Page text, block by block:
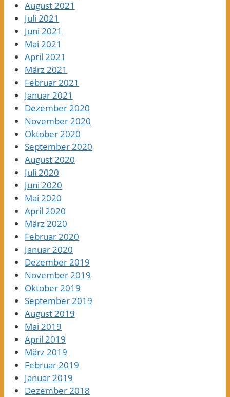
August 2021
Juli 2021
Juni 2021
Mai 2021
April 2021
März 2021
Februar 2021
Januar 2021
Dezember 2020
November 2020
Oktober 2020
September 2020
August 2020
Juli 2020
Juni 2020
Mai 2020
April 2020
März 2020
Februar 2020
Januar 2020
Dezember 2019
November 2019
Oktober 2019
September 2019
August 2019
Mai 2019
April 2019
März 2019
Februar 2019
Januar 2019
Dezember 2018